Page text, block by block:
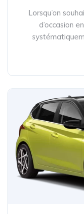
Lorsqu’on
d’occasion